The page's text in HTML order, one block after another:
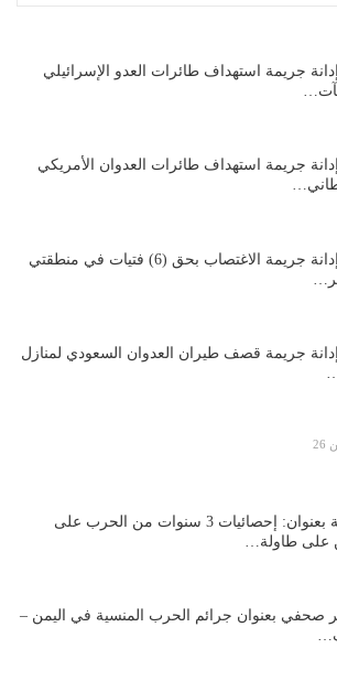
جريمة استهداف طائرات العدو الإسرائيلي
إدانة جريمة استهداف طائرات العدوان الأمريكي
بيان إدانة جريمة الاغتصاب بحق (6) فتيات في منطقتي
إدانة جريمة قصف طيران العدوان السعودي لمنازل
فعالية بعنوان: إحصائيات 3 سنوات من الحرب على
على طاولة…
صحفي بعنوان جرائم الحرب المنسية في اليمن –